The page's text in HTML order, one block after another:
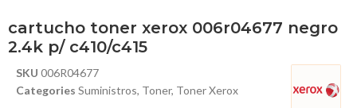
cartucho toner xerox 006r04677 negro
2.4k p/ c410/c415
SKU 006R04677
Categories Suministros, Toner, Toner Xerox